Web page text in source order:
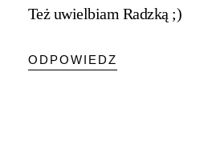
Też uwielbiam Radzką ;)
ODPOWIEDZ